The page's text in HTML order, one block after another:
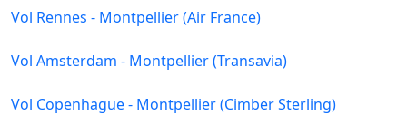
Vol Rennes - Montpellier (Air France)
Vol Amsterdam - Montpellier (Transavia)
Vol Copenhague - Montpellier (Cimber Sterling)